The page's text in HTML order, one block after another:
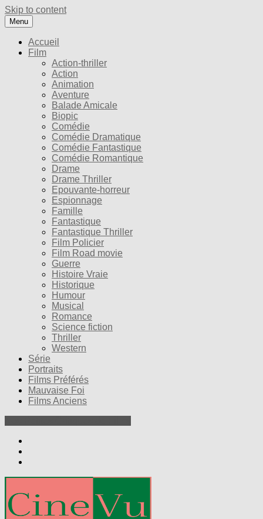
Skip to content
Menu
Accueil
Film
Action-thriller
Action
Animation
Aventure
Balade Amicale
Biopic
Comédie
Comédie Dramatique
Comédie Fantastique
Comédie Romantique
Drame
Drame Thriller
Epouvante-horreur
Espionnage
Famille
Fantastique
Fantastique Thriller
Film Policier
Film Road movie
Guerre
Histoire Vraie
Historique
Humour
Musical
Romance
Science fiction
Thriller
Western
Série
Portraits
Films Préférés
Mauvaise Foi
Films Anciens